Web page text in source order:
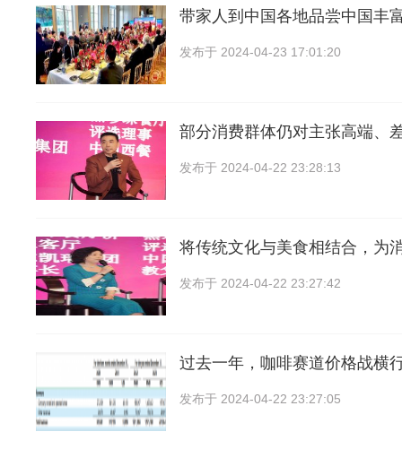
带家人到中国各地品尝中国丰
发布于 2024-04-23 17:01:20
部分消费群体仍对主张高端、
发布于 2024-04-22 23:28:13
将传统文化与美食相结合，为
发布于 2024-04-22 23:27:42
过去一年，咖啡赛道价格战横
发布于 2024-04-22 23:27:05